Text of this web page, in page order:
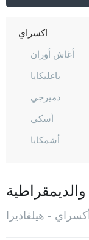
أغري
أكسراي
أغاش أوران
باغليكايا
دميرجي
أسكي
أشمكايا
غولبينار
- هيلفاديرا